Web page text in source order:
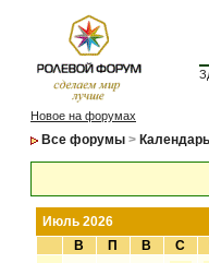
Новое на форумах
Все форумы > Календарь
Июль 2026
В
П В С